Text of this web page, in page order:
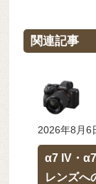
関連記事
2026年8月6
α7 IV・
レンズへ